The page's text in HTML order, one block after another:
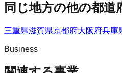
同じ地方の他の都道
三重県滋賀県京都府大阪府兵庫
Business